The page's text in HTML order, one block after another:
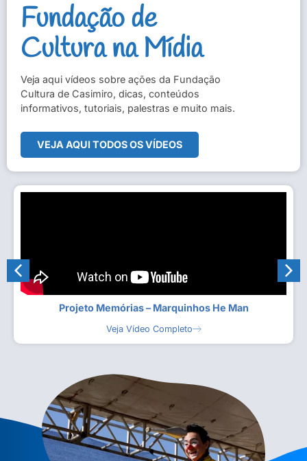
Fundação de
Cultura na Mídia
Veja aqui vídeos sobre ações da Fundação
Cultura de Casimiro, dicas, conteúdos
informativos, tutoriais, palestras e muito mais.
VEJA AQUI TODOS OS VÍDEOS
Projeto Memórias – Marquinhos He Man
Veja Vídeo Completo